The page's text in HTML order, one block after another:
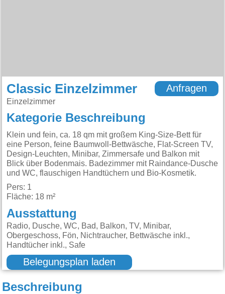
Classic Einzelzimmer
Einzelzimmer
Anfragen
Kategorie Beschreibung
Klein und fein, ca. 18 qm mit großem King-Size-Bett für
eine Person, feine Baumwoll-Bettwäsche, Flat-Screen TV,
Design-Leuchten, Minibar, Zimmersafe und Balkon mit
Blick über Bodenmais. Badezimmer mit Raindance-Dusche
und WC, flauschigen Handtüchern und Bio-Kosmetik.
Pers: 1
Fläche: 18 m²
Ausstattung
Radio, Dusche, WC, Bad, Balkon, TV, Minibar,
Obergeschoss, Fön, Nichtraucher, Bettwäsche inkl.,
Handtücher inkl., Safe
Belegungsplan laden
Beschreibung